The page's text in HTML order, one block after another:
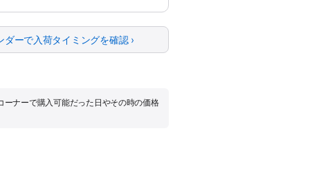
ダーで入荷タイミングを確認 ›
ナーで購入可能だった日やその時の価格